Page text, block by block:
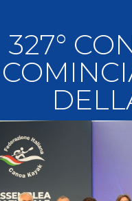
327°